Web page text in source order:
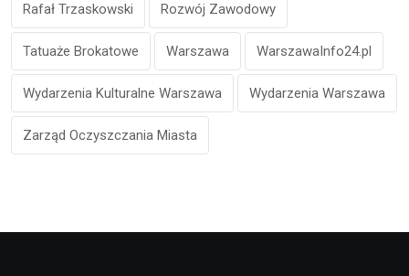
Rafał Trzaskowski Rozwój Zawodowy
Tatuaże Brokatowe Warszawa WarszawaInfo24.pl
Wydarzenia Kulturalne Warszawa Wydarzenia Warszawa
Zarząd Oczyszczania Miasta